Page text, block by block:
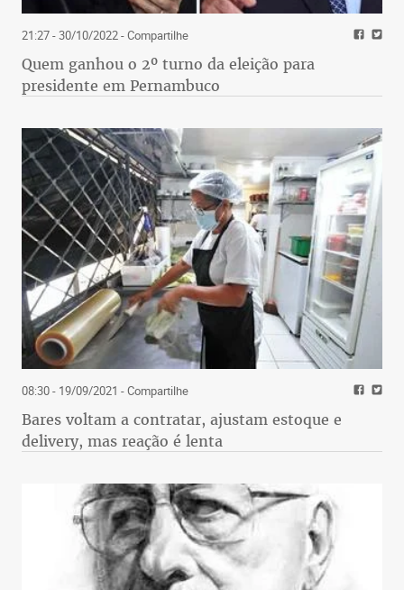
21:27 - 30/10/2022- Compartilhe
Quem ganhou o 2º turno da eleição para
presidente em Pernambuco
08:30 - 19/09/2021 - Compartilhe
Bares voltam a contratar, ajustam estoque e
delivery, mas reação é lenta